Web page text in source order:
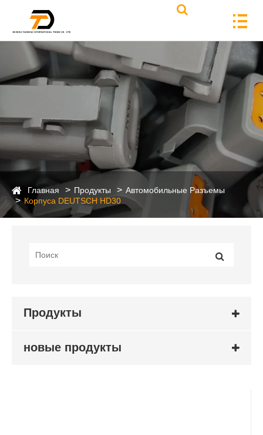
Главная Продукты
Автомобильные Разъемы
Корпуса DEUTSCH HD30
Продукты
новые продукты